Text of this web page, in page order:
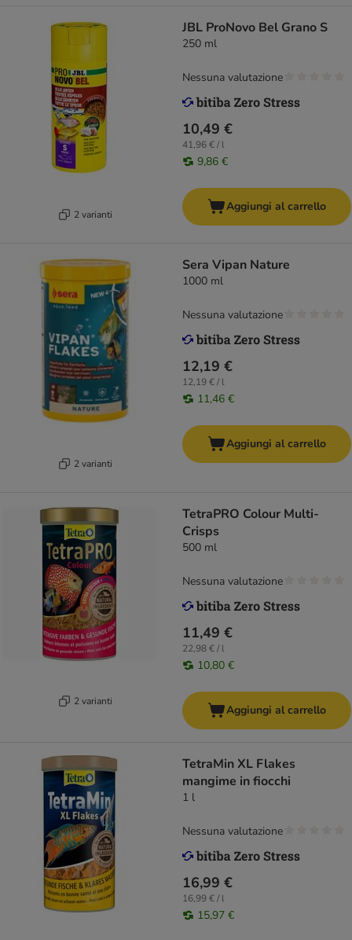
2 varianti
JBL ProNovo Bel Grano S
250 ml
10,49 €
41,96 € / l
9,86 €
Nessuna valutazione
Aggiungi al carrello
2 varianti
Sera Vipan Nature
1000 ml
12,19 €
12,19 € / l
11,46 €
Nessuna valutazione
Aggiungi al carrello
2 varianti
TetraPRO Colour Multi-
Crisps
500 ml
11,49 €
22,98 € / l
10,80 €
Nessuna valutazione
Aggiungi al carrello
TetraMin XL Flakes
mangime in fiocchi
1 l
16,99 €
16,99 € / l
15,97 €
Nessuna valutazione